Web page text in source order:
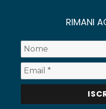
RIMANI